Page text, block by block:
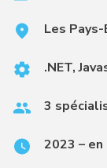
Les Pays-
.NET,
3
2023 – en